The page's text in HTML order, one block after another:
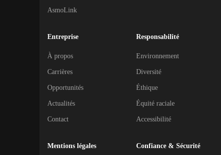
AsmoLink
Entreprise
À propos
Carrières
Opportunités
Actualités
Contact
Responsabilité
Environnement
Diversité
Éthique
Équité raciale
Accessibilité
Mentions légales Confiance & Sécurité